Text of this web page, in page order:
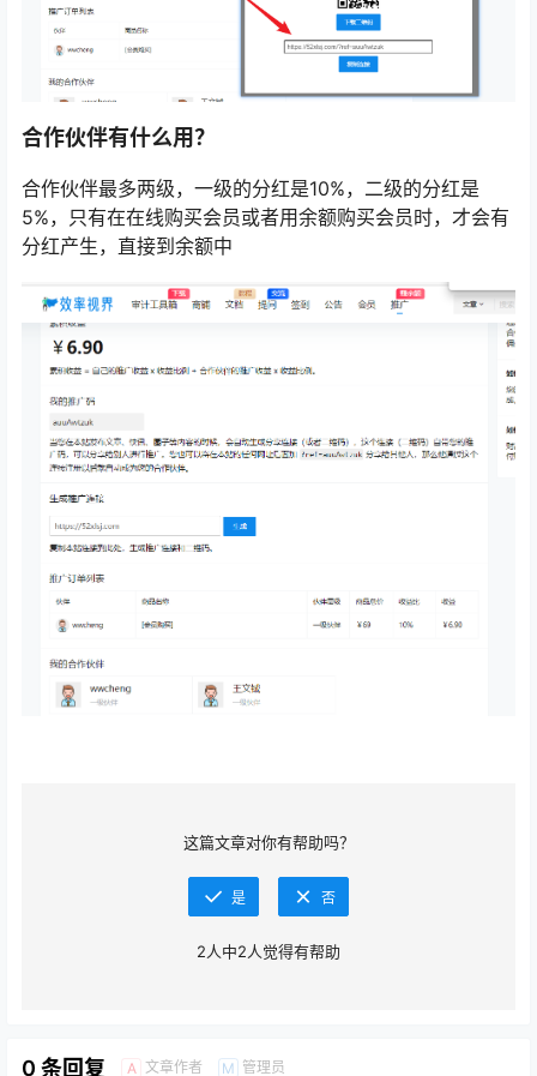
合作伙伴有什么用？
合作伙伴最多两级，一级的分红是10%，二级的分红是
5%，只有在在线购买会员或者用余额购买会员时，才会有
分红产生，直接到余额中
这篇文章对你有帮助吗？
是 否
2人中2人觉得有帮助
0 条回复 A 文章作者 M 管理员